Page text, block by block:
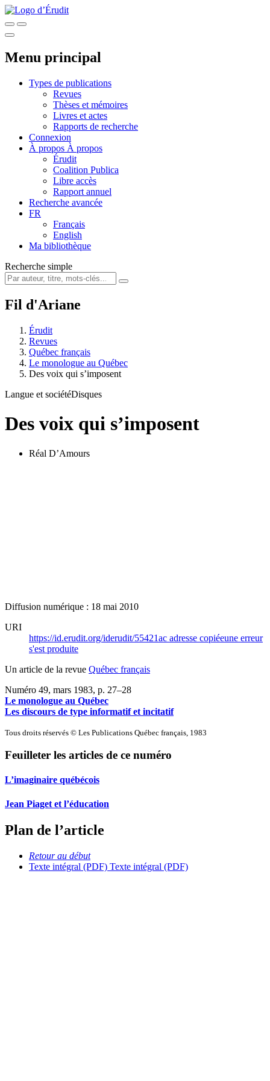
Menu principal
Types de publications
Revues
Thèses et mémoires
Livres et actes
Rapports de recherche
Connexion
À propos À propos
Érudit
Coalition Publica
Libre accès
Rapport annuel
Recherche avancée
FR
Français
English
Ma bibliothèque
Recherche simple
Fil d'Ariane
Érudit
Revues
Québec français
Le monologue au Québec
Des voix qui s’imposent
Langue et sociétéDisques
Des voix qui s’imposent
Réal D’Amours
Diffusion numérique : 18 mai 2010
URI
https://id.erudit.org/iderudit/55421ac adresse copiéeune erreur
s'est produite
Un article de la revue Québec français
Numéro 49, mars 1983, p. 27–28
Le monologue au Québec
Les discours de type informatif et incitatif
Tous droits réservés © Les Publications Québec français, 1983
Feuilleter les articles de ce numéro
L’imaginaire québécois
Jean Piaget et l’éducation
Plan de l’article
Retour au début
Texte intégral (PDF) Texte intégral (PDF)